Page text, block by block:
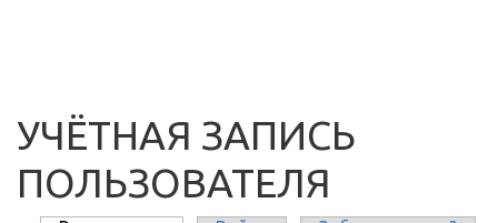
УЧЁТНАЯ ЗАПИСЬ
ПОЛЬЗОВАТЕЛЯ